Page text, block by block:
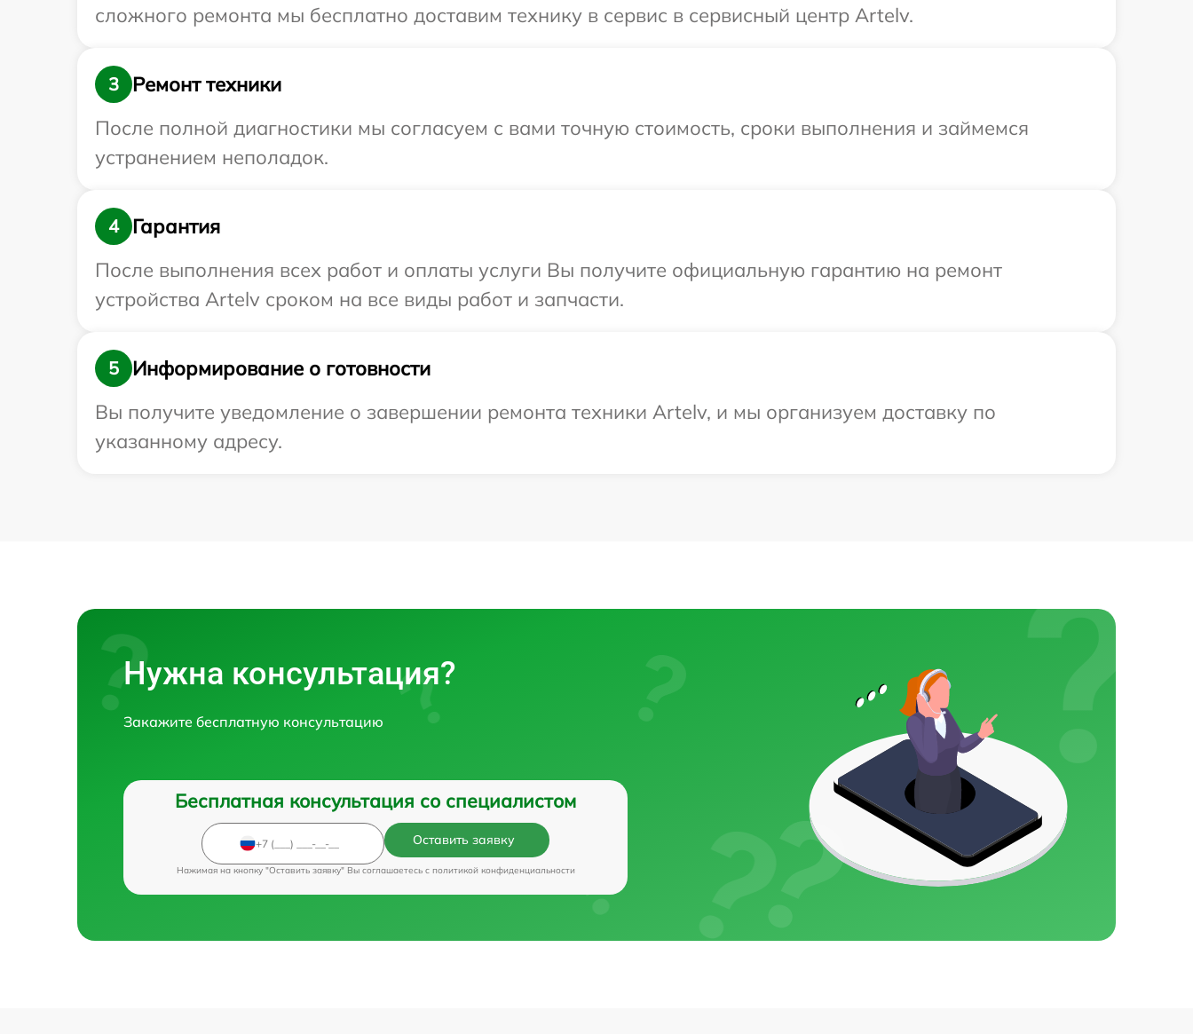
сложного ремонта мы бесплатно доставим технику в сервис в сервисный центр Artelv.
3
Ремонт техники
После полной диагностики мы согласуем с вами точную стоимость, сроки выполнения и займемся
устранением неполадок.
4
Гарантия
После выполнения всех работ и оплаты услуги Вы получите официальную гарантию на ремонт
устройства Artelv сроком на все виды работ и запчасти.
5
Информирование о готовности
Вы получите уведомление о завершении ремонта техники Artelv, и мы организуем доставку по
указанному адресу.
Нужна консультация?
Закажите бесплатную консультацию
Бесплатная консультация со специалистом
Оставить заявку
Нажимая на кнопку "Оставить заявку" Вы соглашаетесь c политикой конфиденциальности